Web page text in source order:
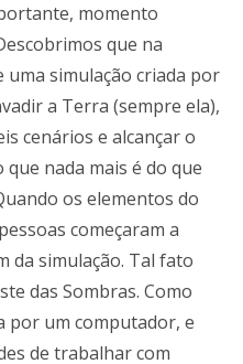
momento
que na
uma simulação criada por
a Terra (sempre ela),
cenários e alcançar o
nada mais é do que
os elementos do
começaram a
da simulação. Tal fato
das Sombras. Como
por um computador, e
de trabalhar com